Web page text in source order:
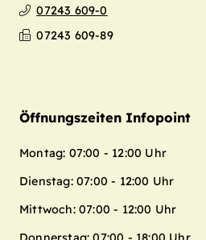
07243 609-0
07243 609-89
Öffnungszeiten Infopoint
Montag: 07:00 - 12:00 Uhr
Dienstag: 07:00 - 12:00 Uhr
Mittwoch: 07:00 - 12:00 Uhr